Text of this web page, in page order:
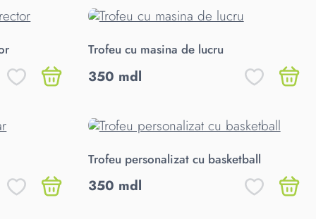
Trofeu cu masina de lucru
350 mdl
Trofeu personalizat cu basketball
350 mdl